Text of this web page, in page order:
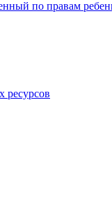
по правам
ресурсов